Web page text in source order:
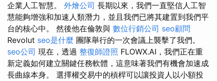
企業人工智慧。 外燴公司 長期以來，我們一直堅信人工智
慧能夠增強和加速人類潛力，並且我們已將其建置到我們平
台的核心中。 然後他在倫敦與 數位行銷公司 seo顧問
Revolut seo是什麼 團隊舉行的一次會議上襲擊了我們。
seo公司 現在，透過 整復師證照 FLOWX.AI，我們正在重
新定義如何建立關鍵任務軟體，這意味著我們有機會加速成
長曲線本身。 選擇權交易中的槓桿可以讓投資人以小額投